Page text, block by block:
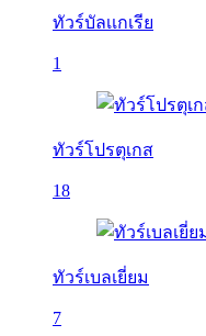
ทัวร์บัลเเกเรีย
1
ทัวร์โปรตุเกส
18
ทัวร์เบลเยี่ยม
7